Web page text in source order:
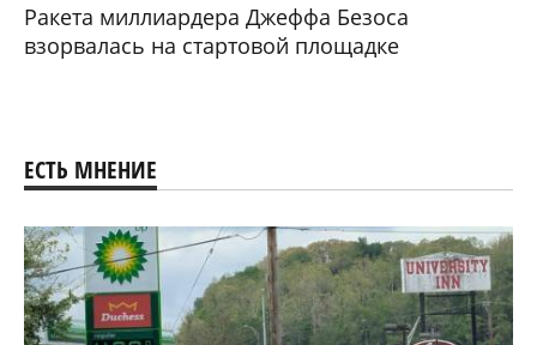
Ракета миллиардера Джеффа Безоса
взорвалась на стартовой площадке
ЕСТЬ МНЕНИЕ